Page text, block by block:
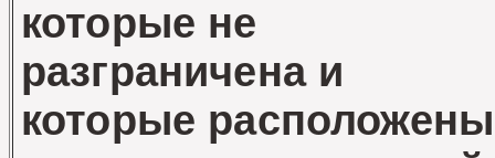
которые не
разграничена и
которые расположены